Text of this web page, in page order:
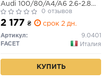
Audi 100/80/A4/A6 2.6-2.8
90-01 (9.0401) Facet
0 отзывов
2 177 ₴ срок 2 дн.
Артикул:
9.0401
FACET
Италия
КУПИТЬ